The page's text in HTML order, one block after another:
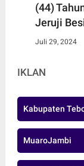
(44)
Jeruji
Juli 29, 2024
IKLAN
Kabupaten
MuaroJambi